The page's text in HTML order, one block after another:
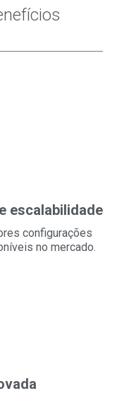
e escalabilidade
configurações
no mercado.